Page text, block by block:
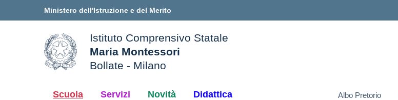
Ministero dell'Istruzione e del Merito
della scuola
Istituto Comprensivo Statale
Maria Montessori
Bollate - Milano
Scuola Servizi Novità Didattica Albo Pretorio